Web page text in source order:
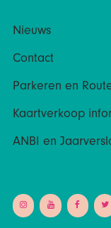
Nieuws
Contact
Parkeren en
Kaartverkoop
ANBI en